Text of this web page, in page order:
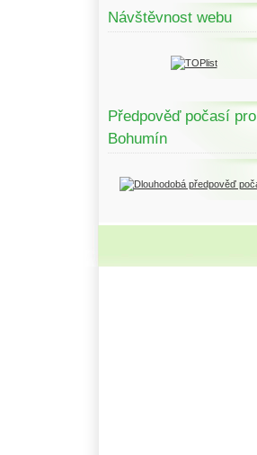
Návštěvnost webu
Předpověď počasí pro
Bohumín